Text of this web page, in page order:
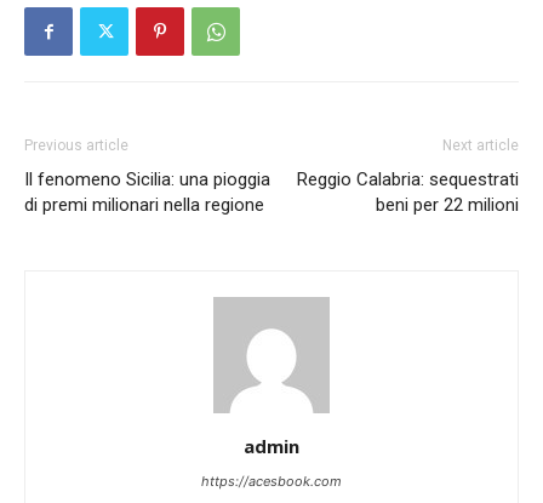
Previous article
Il fenomeno Sicilia: una pioggia
di premi milionari nella regione
Next article
Reggio Calabria: sequestrati
beni per 22 milioni
admin
https://acesbook.com